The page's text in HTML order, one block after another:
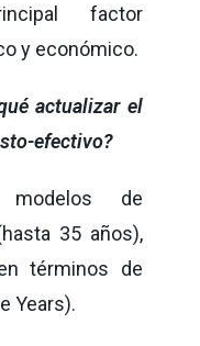
factor
y económico.
actualizar el
efectivo?
de
35 años),
términos de
Years).